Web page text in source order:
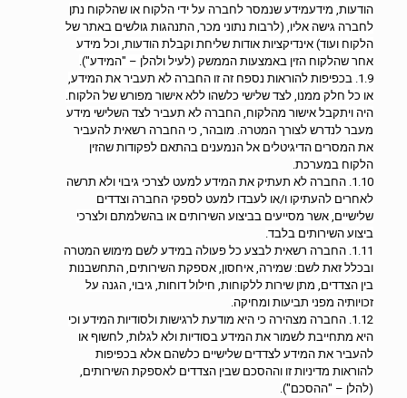
הודעות, מידעמידע שנמסר לחברה על ידי הלקוח או שהלקוח נתן
לחברה גישה אליו, (לרבות נתוני מכר, התנהגות גולשים באתר של
הלקוח ועוד) אינדיקציות אודות שליחת וקבלת הודעות, וכל מידע
אחר שהלקוח הזין באמצעות הממשק (לעיל ולהלן – "המידע").
1.9. בכפיפות להוראות נספח זה זו החברה לא תעביר את המידע,
או כל חלק ממנו, לצד שלישי כלשהו ללא אישור מפורש של הלקוח.
היה ויתקבל אישור מהלקוח, החברה לא תעביר לצד השלישי מידע
מעבר לנדרש לצורך המטרה. מובהר, כי החברה רשאית להעביר
את המסרים הדיגיטלים אל הנמענים בהתאם לפקודות שהזין
הלקוח במערכת.
1.10. החברה לא תעתיק את המידע למעט לצרכי גיבוי ולא תרשה
לאחרים להעתיקו ו/או לעבדו למעט לספקי החברה וצדדים
שלישיים, אשר מסייעים בביצוע השירותים או בהשלמתם ולצרכי
ביצוע השירותים בלבד.
1.11. החברה רשאית לבצע כל פעולה במידע לשם מימוש המטרה
ובכלל זאת לשם: שמירה, איחסון, אספקת השירותים, התחשבנות
בין הצדדים, מתן שירות ללקוחות, חילול דוחות, גיבוי, הגנה על
זכויותיה מפני תביעות ומחיקה.
1.12. החברה מצהירה כי היא מודעת לרגישות ולסודיות המידע וכי
היא מתחייבת לשמור את המידע בסודיות ולא לגלות, לחשוף או
להעביר את המידע לצדדים שלישיים כלשהם אלא בכפיפות
להוראות מדיניות זו וההסכם שבין הצדדים לאספקת השירותים,
(להלן – "ההסכם").